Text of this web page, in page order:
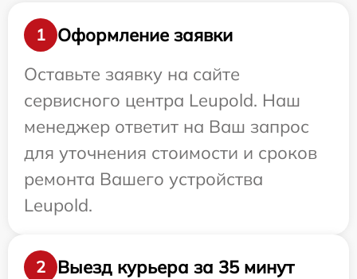
1
Оформление заявки
Оставьте заявку на сайте
сервисного центра Leupold. Наш
менеджер ответит на Ваш запрос
для уточнения стоимости и сроков
ремонта Вашего устройства
Leupold.
2
Выезд курьера за 35 минут